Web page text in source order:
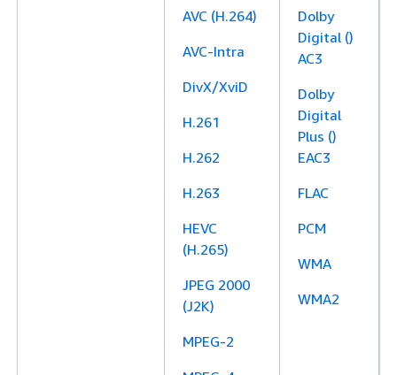
AVC (H.264)
AVC-Intra
DivX/XviD
H.261
H.262
H.263
HEVC
(H.265)
JPEG 2000
(J2K)
MPEG-2
Dolby
Digital ()
AC3
Dolby
Digital
Plus ()
EAC3
FLAC
PCM
WMA
WMA2